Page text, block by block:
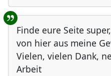
Finde eure Seite
von hier aus meine
Vielen, vielen Dank,
Arbeit